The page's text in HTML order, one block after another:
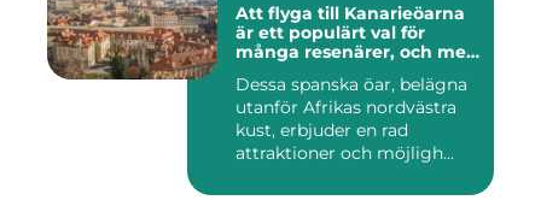
Att flyga till Kanarieöarna
är ett populärt val för
många resenärer, och med
Dessa spanska öar, belägna
utanför Afrikas nordvästra
kust, erbjuder en rad
attraktioner och möjligh...